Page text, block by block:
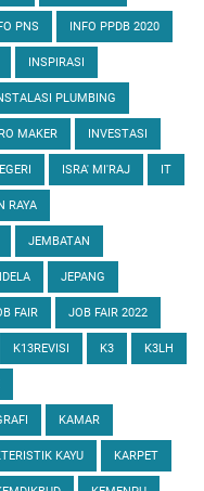
PNS INFO PPDB 2020
INSPIRASI
PLUMBING
MAKER INVESTASI
ISRA' MI'RAJ IT
RAYA
JEMBATAN
JEPANG
FAIR JOB FAIR 2022
K13REVISI K3 K3LH
KAMAR
KAYU KARPET